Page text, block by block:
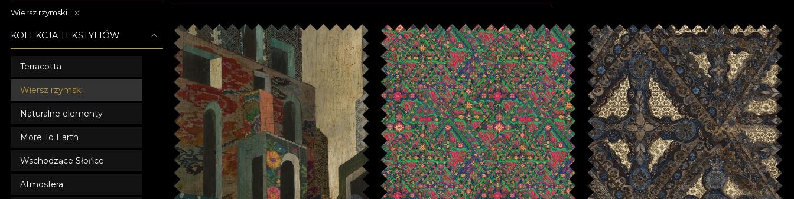
Wiersz rzymski
KOLEKCJA TEKSTYLIÓW
Terracotta
Wiersz rzymski
Naturalne elementy
More To Earth
Wschodzące Słońce
Atmosfera